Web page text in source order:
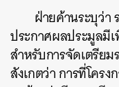
ฝ่ายค้านระบุว่า
ประกาศผลประมูลมี
สำหรับการจัดเตรีย
สังเกตว่า การที่โครง